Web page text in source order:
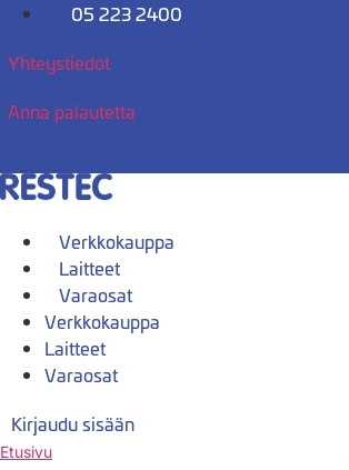
Mene
05 223 2400
Yhteystiedot
Anna palautetta
Verkkokauppa
Laitteet
Varaosat
Verkkokauppa
Laitteet
Varaosat
Kirjaudu sisään
Etusivu